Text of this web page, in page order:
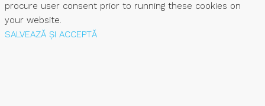
procure user consent prior to running these cookies on
your website.
SALVEAZĂ ȘI ACCEPTĂ